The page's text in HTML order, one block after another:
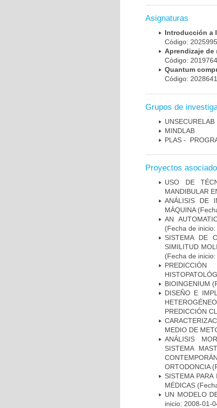
Asignaturas
Introducción a
Código:
Aprendizaje de
Código:
Quantum
Código:
Grupos de
UNSECURELAB
MINDLAB
PLAS -
Proyectos
USO DE
MANDIBULAR
ANÁLISIS DE
MÁQUINA
AN
(Fecha de
SISTEMA DE
SIMILITUD
(Fecha de
BIOINGENIUM
DISEÑO E
PREDICCIÓN
MEDIO DE
ANÁLISIS
SISTEMA
ORTODONCIA
SISTEMA
MÉDICAS
UN MODELO
inicio: 2008-01-